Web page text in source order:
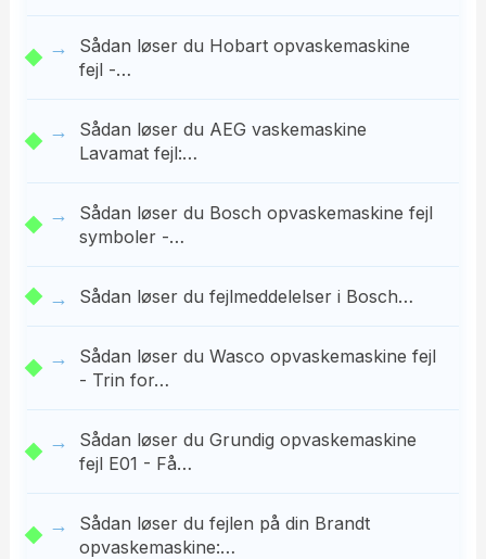
Sådan løser du Hobart opvaskemaskine
fejl -…
Sådan løser du AEG vaskemaskine
Lavamat fejl:…
Sådan løser du Bosch opvaskemaskine fejl
symboler -…
Sådan løser du fejlmeddelelser i Bosch…
Sådan løser du Wasco opvaskemaskine fejl
- Trin for…
Sådan løser du Grundig opvaskemaskine
fejl E01 - Få…
Sådan løser du fejlen på din Brandt
opvaskemaskine:…